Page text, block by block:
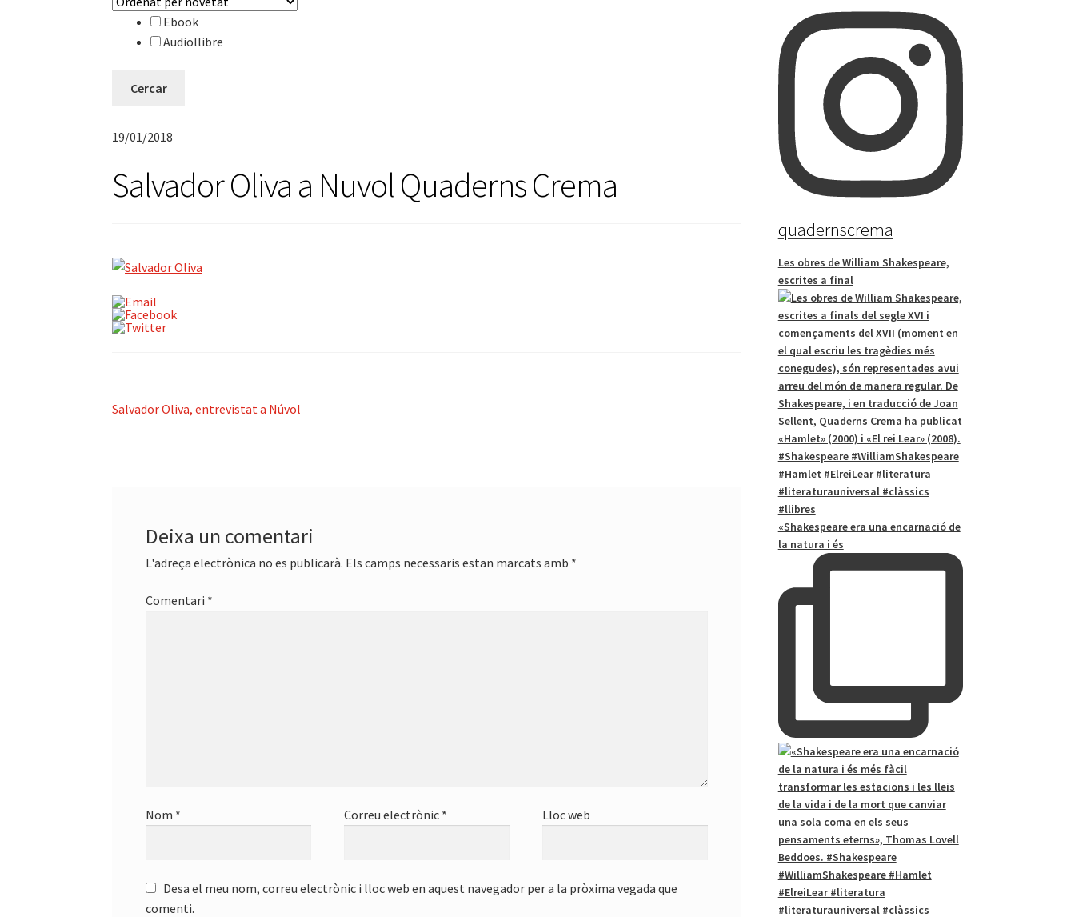
Ebook
Audiollibre
19/01/2018
Salvador Oliva a Nuvol Quaderns Crema
Navegació
Entrada
Salvador Oliva, entrevistat a Núvol
Deixa un comentari
L'adreça electrònica no es publicarà. Els camps necessaris estan marcats amb *
Comentari *
Nom * Correu electrònic * Lloc web
Desa el meu nom, correu electrònic i lloc web en aquest navegador per a la pròxima vegada que
comenti.
quadernscrema
Les obres de William Shakespeare,
escrites a final
«Shakespeare era una encarnació de
la natura i és